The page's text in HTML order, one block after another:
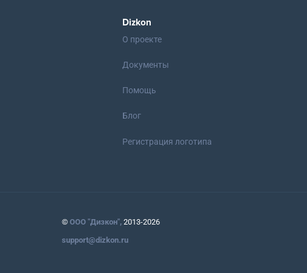
Dizkon
О проекте
Документы
Помощь
Блог
Регистрация логотипа
© ООО "Дизкон", 2013-2026
support@dizkon.ru